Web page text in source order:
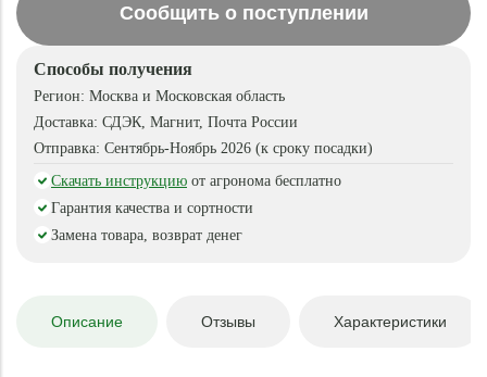
Сообщить о поступлении
Способы получения
Регион: Москва и Московская область
Доставка: СДЭК, Магнит, Почта России
Отправка: Сентябрь-Ноябрь 2026 (к сроку посадки)
Скачать инструкцию от агронома бесплатно
Гарантия качества и сортности
Замена товара, возврат денег
Описание Отзывы Характеристики